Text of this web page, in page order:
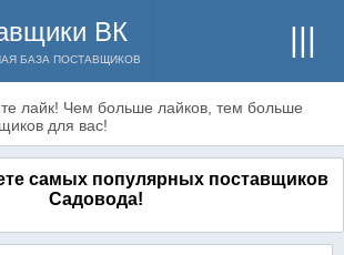
ВК
БАЗА ПОСТАВЩИКОВ
лайк! Чем больше лайков, тем больше
для вас!
самых популярных поставщиков
Садовода!